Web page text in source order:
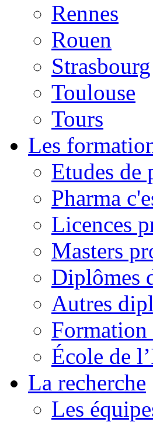
Rennes
Rouen
Strasbourg
Toulouse
Tours
Les
Etudes de
Pharma
Licences
Masters
Diplômes
Autres
École de
La recherche
Les